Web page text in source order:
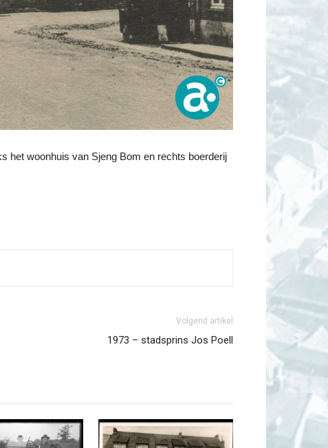
het woonhuis van Sjeng Bom en rechts boerderij
Volgend artikel
1973 – stadsprins Jos Poell